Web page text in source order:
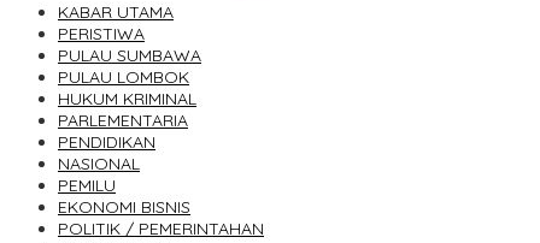
KABAR UTAMA
PERISTIWA
PULAU SUMBAWA
PULAU LOMBOK
HUKUM KRIMINAL
PARLEMENTARIA
PENDIDIKAN
NASIONAL
PEMILU
EKONOMI BISNIS
POLITIK / PEMERINTAHAN